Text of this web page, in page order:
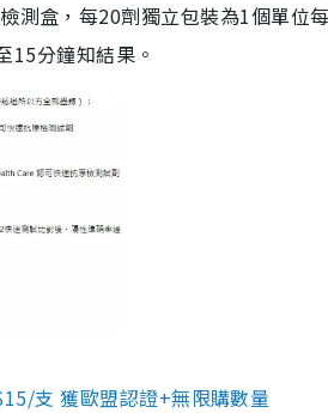
測盒，每20劑獨立包裝為1個單位
15分鐘知結果。
支 獲歐盟認證+無限購數量